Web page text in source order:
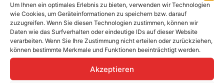
Um Ihnen ein optimales Erlebnis zu bieten, verwenden wir Technologien
wie Cookies, um Geräteinformationen zu speichern bzw. darauf
zuzugreifen. Wenn Sie diesen Technologien zustimmen, können wir
Daten wie das Surfverhalten oder eindeutige IDs auf dieser Website
verarbeiten. Wenn Sie Ihre Zustimmung nicht erteilen oder zurückziehen,
können bestimmte Merkmale und Funktionen beeinträchtigt werden.
Akzeptieren
Erweiterungslizenz auf 30 kWp für
den Solar-Log Base 15
Mit dem Solar-Log Base geht das Miniformat der bisher
bekannten Wandgeräte an den Start. Dank ultra-